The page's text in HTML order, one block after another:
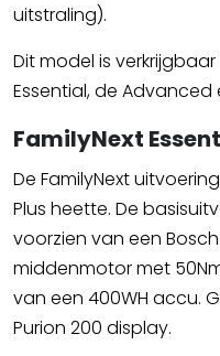
uitstraling).
Dit model is
Essential, de Advanced
FamilyNext
De FamilyNext
Plus heette. De
voorzien van een
middenmotor met
van een 400WH accu.
Purion 200 display.